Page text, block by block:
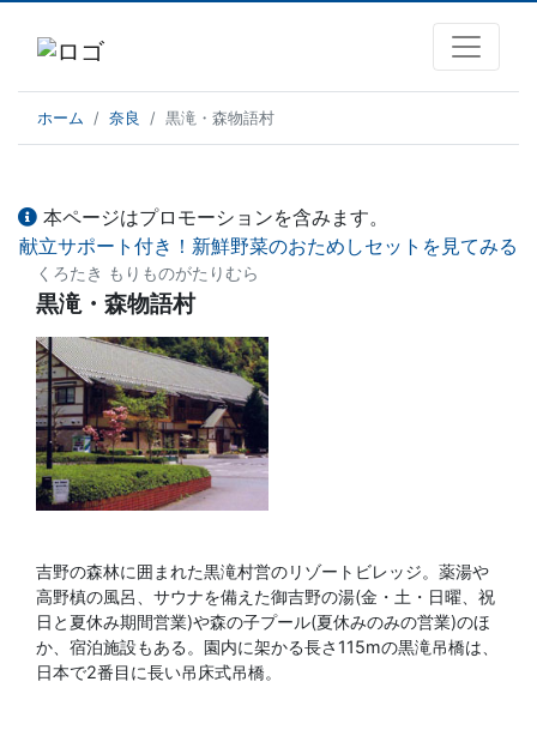
ホーム 奈良 黒滝・森物語村
本ページはプロモーションを含みます。
献立サポート付き！新鮮野菜のおためしセットを見てみる
くろたき もりものがたりむら
黒滝・森物語村
吉野の森林に囲まれた黒滝村営のリゾートビレッジ。薬湯や
高野槙の風呂、サウナを備えた御吉野の湯(金・土・日曜、祝
日と夏休み期間営業)や森の子プール(夏休みのみの営業)のほ
か、宿泊施設もある。園内に架かる長さ115mの黒滝吊橋は、
日本で2番目に長い吊床式吊橋。